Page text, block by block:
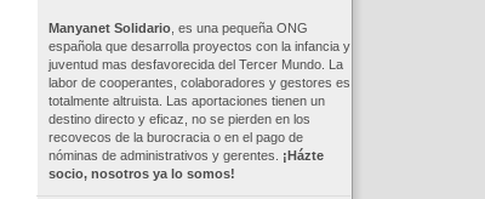
Manyanet Solidario, es una pequeña ONG
española que desarrolla proyectos con la infancia y
juventud mas desfavorecida del Tercer Mundo. La
labor de cooperantes, colaboradores y gestores es
totalmente altruista. Las aportaciones tienen un
destino directo y eficaz, no se pierden en los
recovecos de la burocracia o en el pago de
nóminas de administrativos y gerentes.
¡Házte
socio, nosotros ya lo somos!